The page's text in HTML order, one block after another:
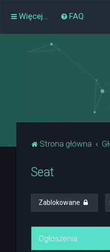
Więcej… FAQ
Strona główna
Seat
Zablokowane
Ogłoszenia